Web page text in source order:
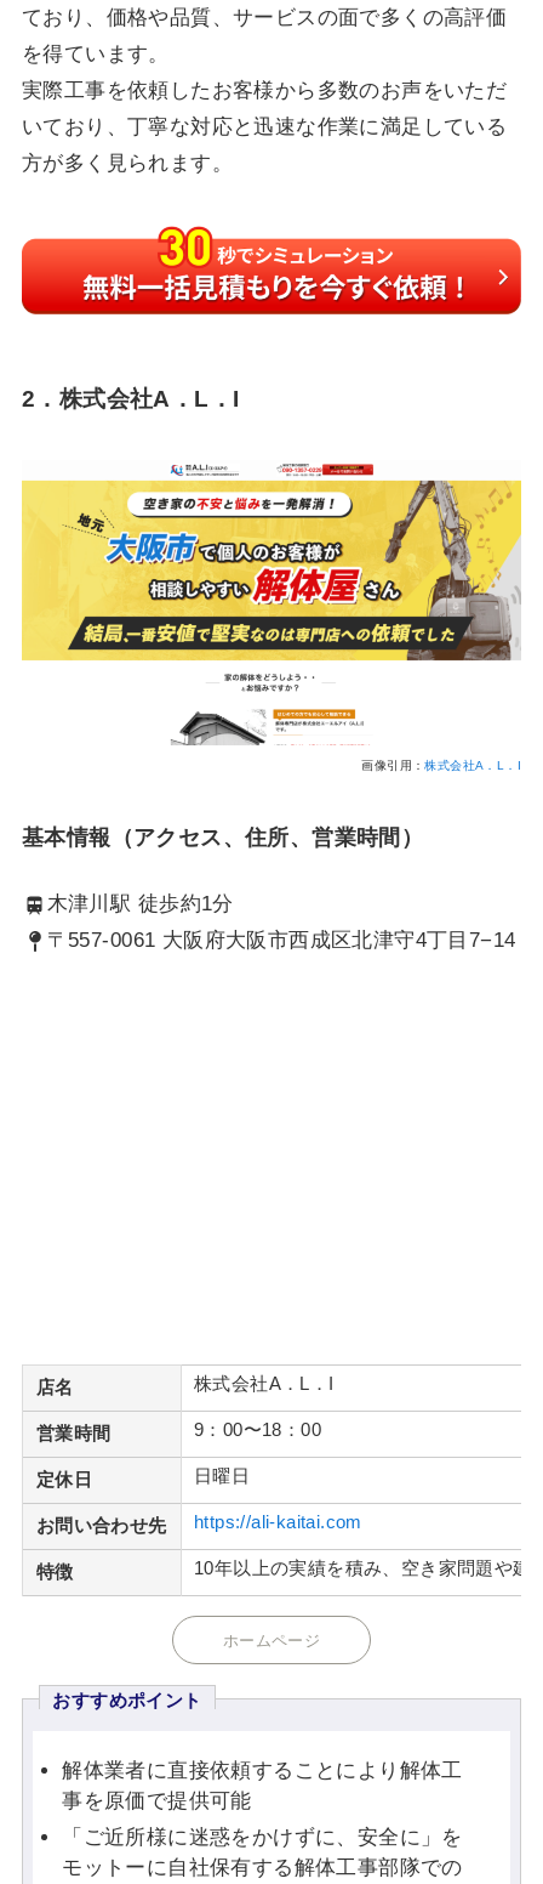
ており、価格や品質、サービスの面で多くの高評価
を得ています。
実際工事を依頼したお客様から多数のお声をいただ
いており、丁寧な対応と迅速な作業に満足している
方が多く見られます。
2．株式会社A．L．I
画像引用：株式会社A．L．I
基本情報（アクセス、住所、営業時間）
木津川駅 徒歩約1分
〒557-0061 大阪府大阪市西成区北津守4丁目7−14
店名 株式会社A．L．I
営業時間 9：00〜18：00
定休日 日曜日
お問い合わせ先 https://ali-kaitai.com
特徴 10年以上の実績を積み、空き家問題や
ホームページ
おすすめポイント
解体業者に直接依頼することにより解体工
事を原価で提供可能
「ご近所様に迷惑をかけずに、安全に」を
モットーに自社保有する解体工事部隊での